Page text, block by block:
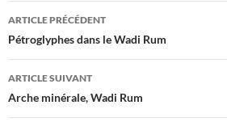
Navigation
des
articles
ARTICLE PRÉCÉDENT
Pétroglyphes dans le Wadi Rum
ARTICLE SUIVANT
Arche minérale, Wadi Rum